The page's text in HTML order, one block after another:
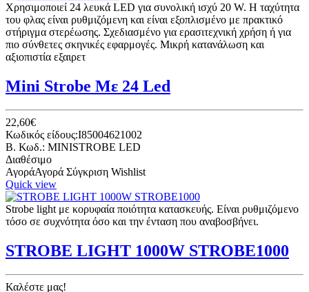
Χρησιμοποιεί 24 λευκά LED για συνολική ισχύ 20 W. Η ταχύτητα
του φλας είναι ρυθμιζόμενη και είναι εξοπλισμένο με πρακτικό
στήριγμα στερέωσης. Σχεδιασμένο για ερασιτεχνική χρήση ή για
πιο σύνθετες σκηνικές εφαρμογές. Μικρή κατανάλωση και
αξιοπιστία εξαιρετ
Mini Strobe Με 24 Led
22,60€
Κωδικός είδους:I85004621002
B. Κωδ.: MINISTROBE LED
Διαθέσιμο
ΑγοράΑγορά Σύγκριση Wishlist
Quick view
Strobe light με κορυφαία ποιότητα κατασκευής. Είναι ρυθμιζόμενο
τόσο σε συχνότητα όσο και την ένταση που αναβοσβήνει.
STROBE LIGHT 1000W STROBE1000
Καλέστε μας!